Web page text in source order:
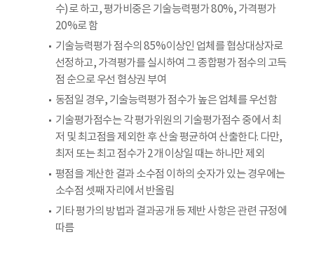
수)로 하고, 평가비중은 기술능력평가 80%, 가격평가
20%로 함
기술능력평가 점수의 85%이상인 업체를 협상대상자로
선정하고, 가격평가를 실시하여 그 종합평가 점수의 고득
점 순으로 우선 협상권 부여
동점일 경우, 기술능력평가 점수가 높은 업체를 우선함
기술평가점수는 각 평가위원의 기술평가점수 중에서 최
저 및 최고점을 제외한 후 산술 평균하여 산출한다. 다만,
최저 또는 최고 점수가 2개 이상일 때는 하나만 제외
평점을 계산한 결과 소수점 이하의 숫자가 있는 경우에는
소수점 셋째 자리에서 반올림
기타 평가의 방법과 결과공개 등 제반 사항은 관련 규정에
따름